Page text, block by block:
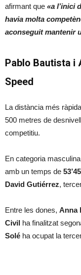
afirmant que «a l’inici
havia molta
aconseguit mantenir
Pablo Bautista i
Speed
La distància més
500 metres de
competitiu.
En categoria
amb un temps de
David Gutiérrez,
Entre les dones, Anna
Civil ha finalitzat
Solé ha ocupat la